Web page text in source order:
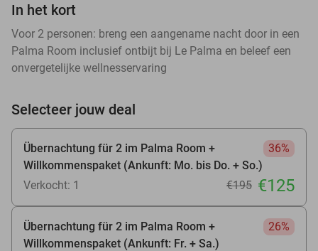
In het kort
Voor 2 personen: breng een aangename nacht door in een
Palma Room inclusief ontbijt bij Le Palma en beleef een
onvergetelijke wellnesservaring
Selecteer jouw deal
Übernachtung für 2 im Palma Room +
Willkommenspaket (Ankunft: Mo. bis Do. + So.)
36%
Verkocht: 1 €195 €125
Übernachtung für 2 im Palma Room +
Willkommenspaket (Ankunft: Fr. + Sa.)
26%